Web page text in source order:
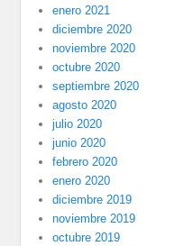
enero 2021
diciembre 2020
noviembre 2020
octubre 2020
septiembre 2020
agosto 2020
julio 2020
junio 2020
febrero 2020
enero 2020
diciembre 2019
noviembre 2019
octubre 2019